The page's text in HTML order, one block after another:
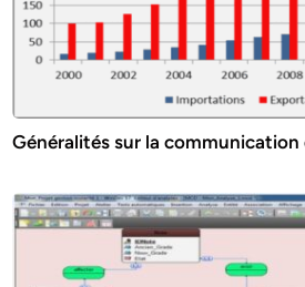
Généralités sur la communication